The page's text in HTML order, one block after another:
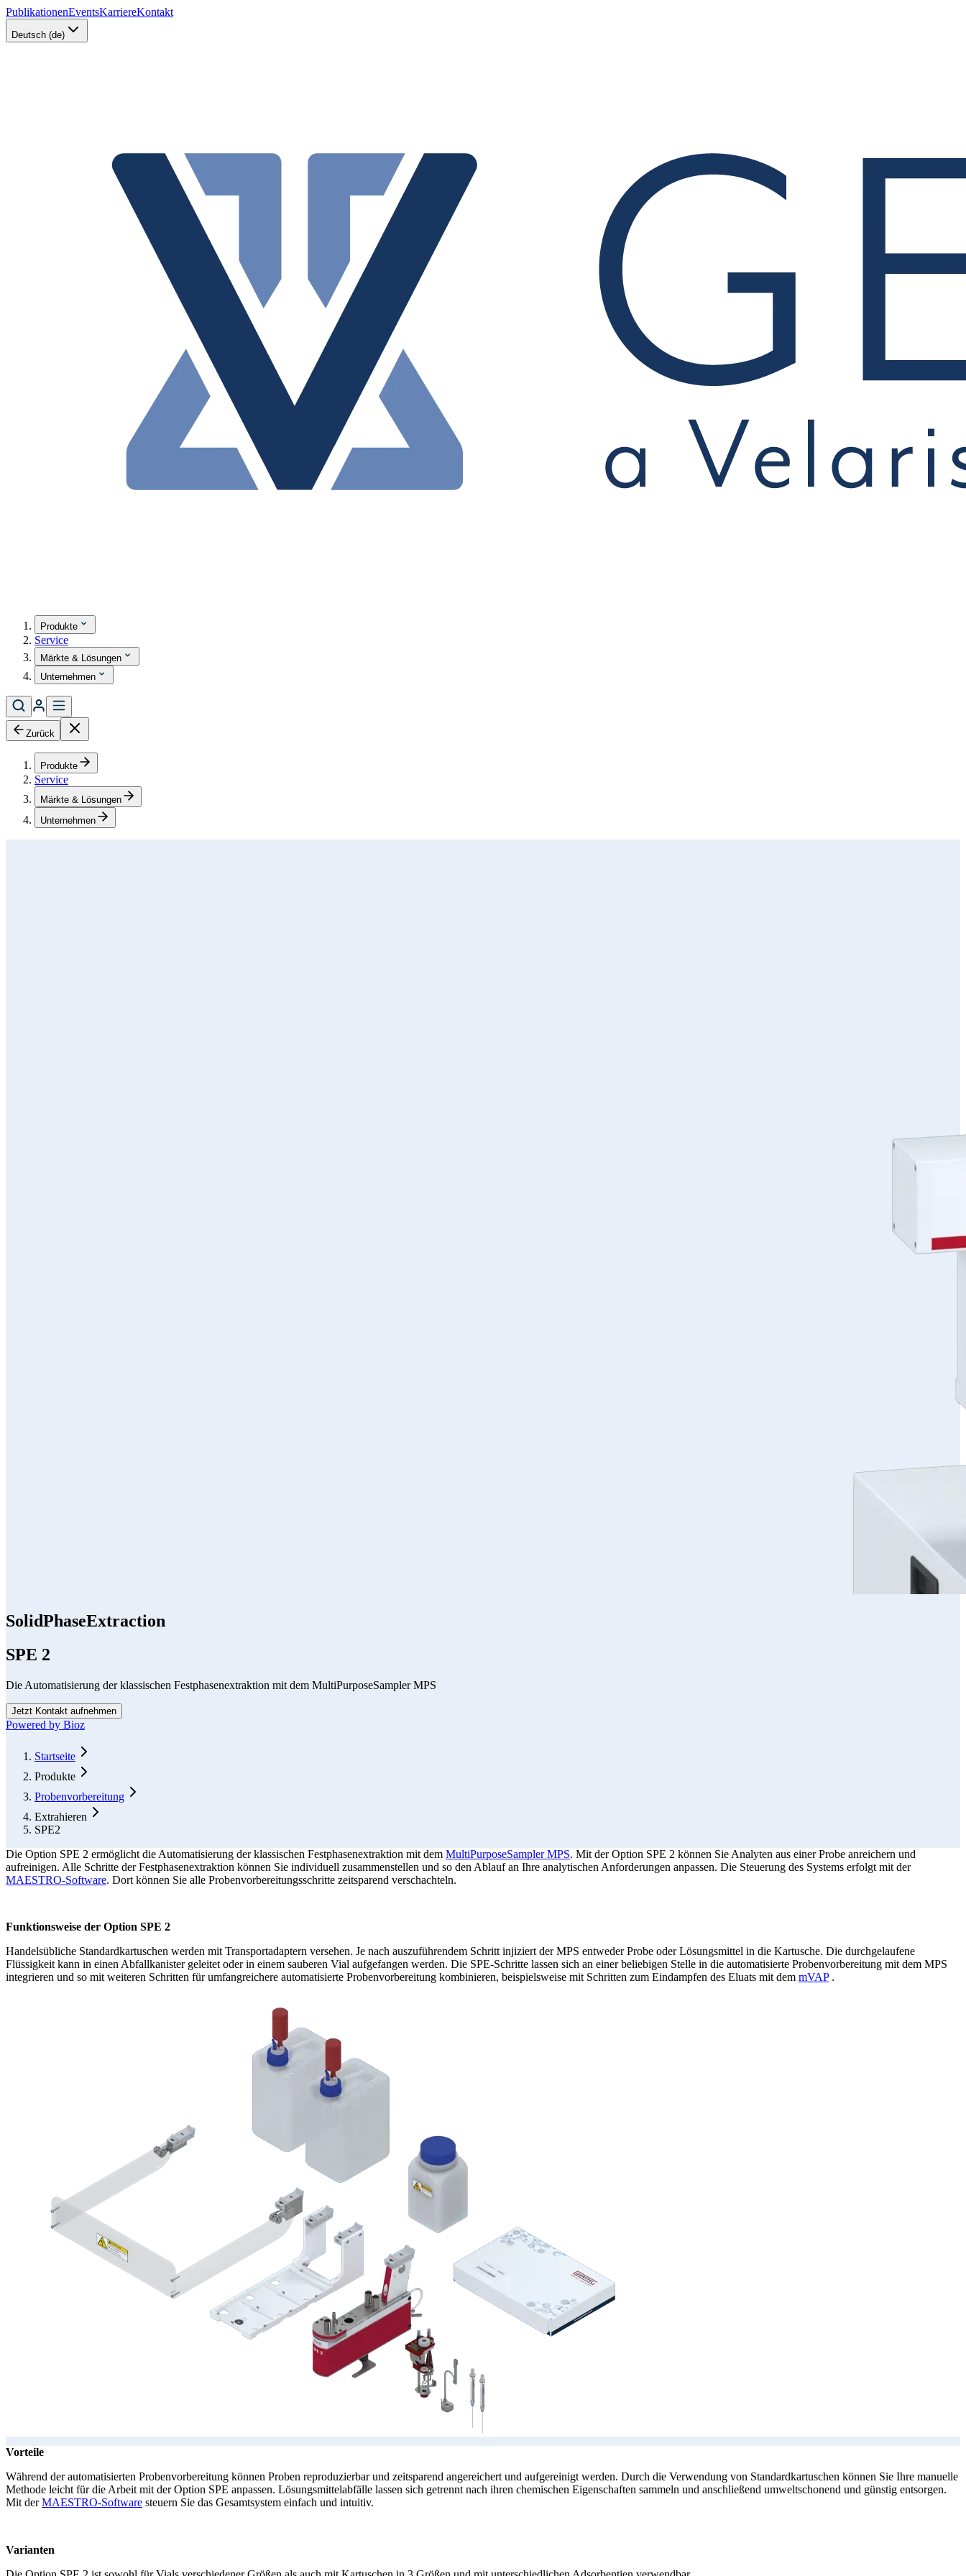
PublikationenEventsKarriereKontakt
Deutsch (de)
Produkte
Service
Märkte & Lösungen
Unternehmen
Zurück
Produkte
Service
Märkte & Lösungen
Unternehmen
SolidPhaseExtraction
SPE 2
Die Automatisierung der klassischen Festphasenextraktion mit dem MultiPurposeSampler MPS
Jetzt Kontakt aufnehmen
Powered by Bioz
Form Dialog
Startseite
Produkte
Probenvorbereitung
Extrahieren
SPE2
Die Option SPE 2 ermöglicht die Automatisierung der klassischen Festphasenextraktion mit dem MultiPurposeSampler MPS. Mit der Option SPE 2 können Sie Analyten aus einer Probe anreichern und
aufreinigen. Alle Schritte der Festphasenextraktion können Sie individuell zusammenstellen und so den Ablauf an Ihre analytischen Anforderungen anpassen. Die Steuerung des Systems erfolgt mit der
MAESTRO-Software. Dort können Sie alle Probenvorbereitungsschritte zeitsparend verschachteln.
Funktionsweise der Option SPE 2
Handelsübliche Standardkartuschen werden mit Transportadaptern versehen. Je nach auszuführendem Schritt injiziert der MPS entweder Probe oder Lösungsmittel in die Kartusche. Die durchgelaufene
Flüssigkeit kann in einen Abfallkanister geleitet oder in einem sauberen Vial aufgefangen werden. Die SPE-Schritte lassen sich an einer beliebigen Stelle in die automatisierte Probenvorbereitung mit dem MPS
integrieren und so mit weiteren Schritten für umfangreichere automatisierte Probenvorbereitung kombinieren, beispielsweise mit Schritten zum Eindampfen des Eluats mit dem mVAP.
Vorteile
Während der automatisierten Probenvorbereitung können Proben reproduzierbar und zeitsparend angereichert und aufgereinigt werden. Durch die Verwendung von Standardkartuschen können Sie Ihre manuelle
Methode leicht für die Arbeit mit der Option SPE anpassen. Lösungsmittelabfälle lassen sich getrennt nach ihren chemischen Eigenschaften sammeln und anschließend umweltschonend und günstig entsorgen.
Mit derMAESTRO-Software steuern Sie das Gesamtsystem einfach und intuitiv.
Varianten